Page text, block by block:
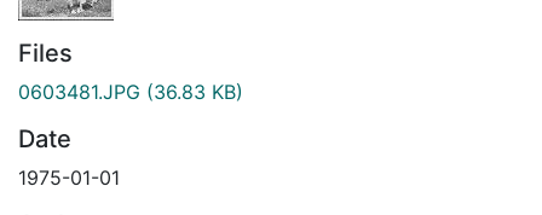
Files
0603481.JPG (36.83 KB)
Date
1975-01-01